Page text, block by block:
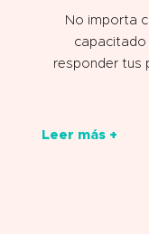
No importa
capacitado
responder tus
Leer más +